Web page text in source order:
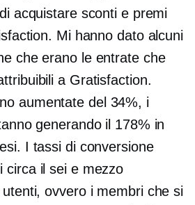
acquistare sconti e premi
Mi hanno dato alcuni
che erano le entrate che
a Gratisfaction.
aumentate del 34%, i
generando il 178% in
I tassi di conversione
circa il sei e mezzo
ovvero i membri che si